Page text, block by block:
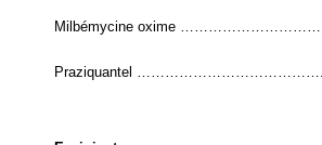
Milbémycine oxime …………………………..
Praziquantel …………………………………..